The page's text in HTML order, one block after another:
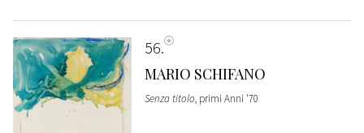
56
MARIO SCHIFANO
Senza titolo, primi Anni '70